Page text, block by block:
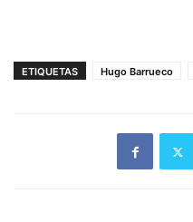
ETIQUETAS Hugo Barrueco